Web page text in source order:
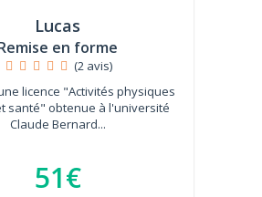
Lucas
en forme
(2 avis)
licence "Activités physiques
santé" obtenue à l'université
Claude Bernard...
51€